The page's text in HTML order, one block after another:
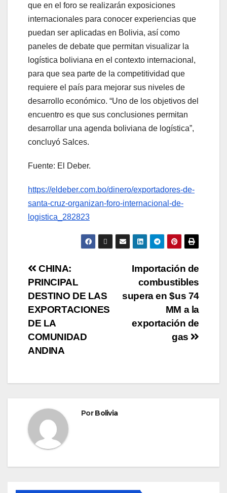
que en el foro se realizarán exposiciones
internacionales para conocer experiencias que
puedan ser aplicadas en Bolivia, así como
paneles de debate que permitan visualizar la
logística boliviana en el contexto internacional,
para que sea parte de la competitividad que
requiere el país para mejorar sus niveles de
desarrollo económico. “Uno de los objetivos del
encuentro es que sus conclusiones permitan
desarrollar una agenda boliviana de logística”,
concluyó Salces.
Fuente: El Deber.
https://eldeber.com.bo/dinero/exportadores-de-
santa-cruz-organizan-foro-internacional-de-
logistica_282823
Importación de
combustibles
supera en $us 74
MM a la
exportación de
gas
CHINA:
PRINCIPAL
DESTINO DE LAS
EXPORTACIONES
DE LA
COMUNIDAD
ANDINA
PorBolivia